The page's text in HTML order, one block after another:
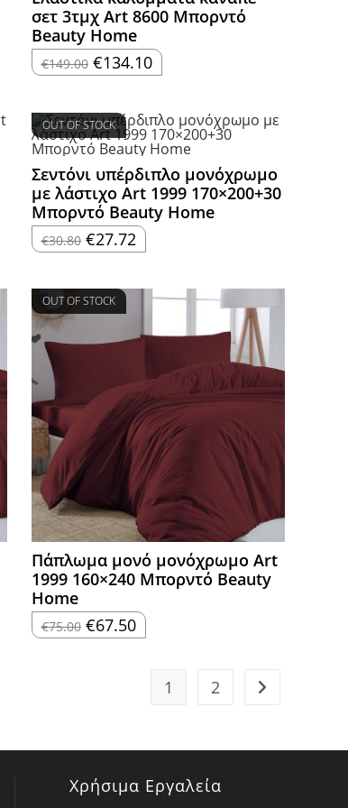
σετ 3τμχ Art 8600 Μπορντό
Beauty Home
€149.00 Original
price
€134.10Η
τρέχουσα
€134.10.
OUT OF STOCK
Σεντόνι υπέρδιπλο μονόχρωμο
με λάστιχο Art 1999 170×200+30
Μπορντό Beauty Home
€30.80 Original
price
€27.72Η
τρέχουσα
€27.72.
OUT OF STOCK
Πάπλωμα μονό μονόχρωμο Art
1999 160×240 Μπορντό Beauty
Home
€75.00 Original
price
€67.50Η
τρέχουσα
1 2
Χρήσιμα Εργαλεία